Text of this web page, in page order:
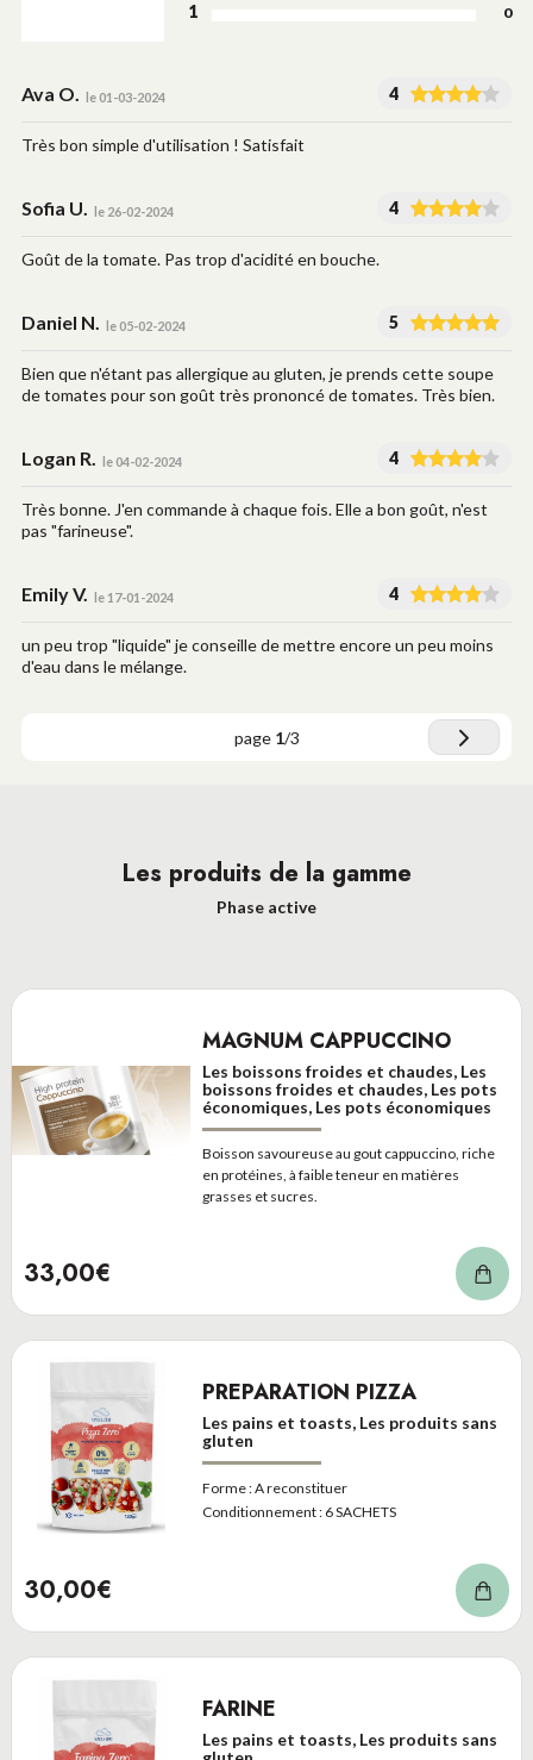
1 0
Ava O. le 01-03-2024 4
Très bon simple d'utilisation ! Satisfait
Sofia U. le 26-02-2024 4
Goût de la tomate. Pas trop d'acidité en bouche.
Daniel N. le 05-02-2024 5
Bien que n'étant pas allergique au gluten, je prends cette soupe
de tomates pour son goût très prononcé de tomates. Très bien.
Logan R. le 04-02-2024 4
Très bonne. J'en commande à chaque fois. Elle a bon goût, n'est
pas "farineuse".
Emily V. le 17-01-2024 4
un peu trop "liquide" je conseille de mettre encore un peu moins
d'eau dans le mélange.
page 1/3
Les produits de la gamme
Phase active
MAGNUM CAPPUCCINO
Les boissons froides et chaudes, Les
boissons froides et chaudes, Les pots
économiques, Les pots économiques
Boisson savoureuse au gout cappuccino, riche
en protéines, à faible teneur en matières
grasses et sucres.
33,00€
PREPARATION PIZZA
Les pains et toasts, Les produits sans
gluten
Forme :A reconstituer
Conditionnement : 6 SACHETS
30,00€
FARINE
Les pains et toasts, Les produits sans